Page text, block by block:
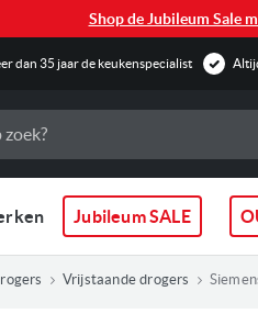
Shop de Jubileum Sale
dan 35 jaar de keukenspecialist
Jubileum SALE
Vrijstaande drogers